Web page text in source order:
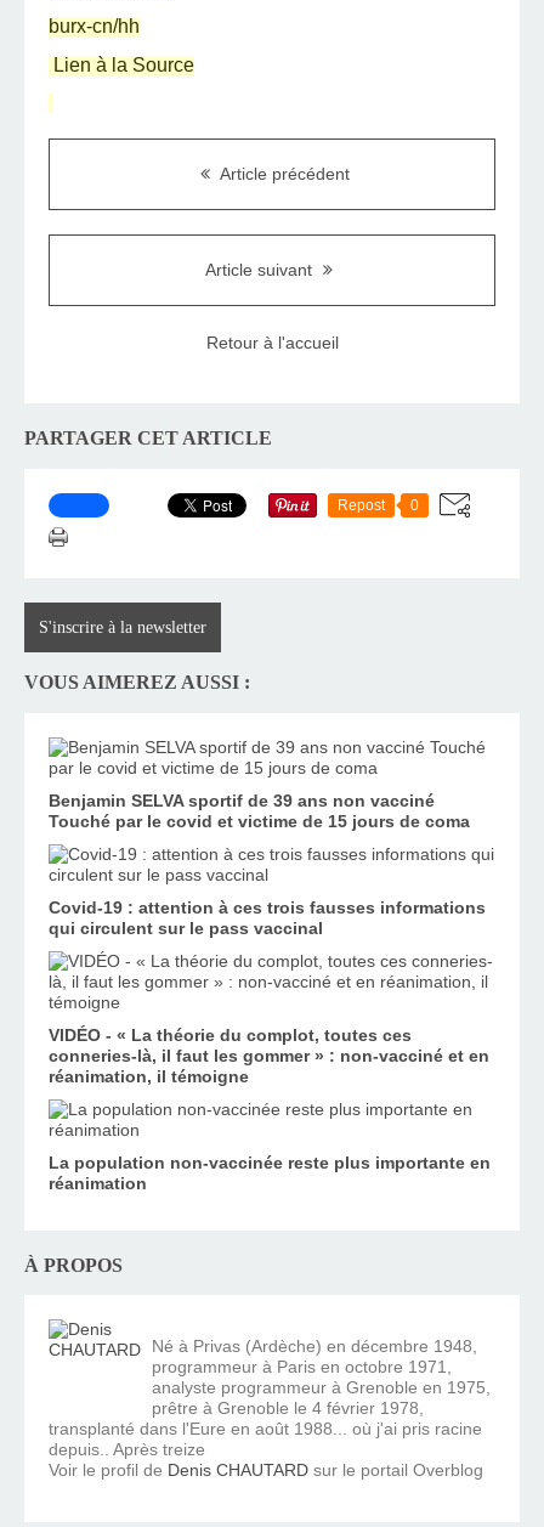
burx-cn/hh
Lien à la Source
Article précédent
Article suivant
Retour à l'accueil
PARTAGER CET ARTICLE
Repost 0
S'inscrire à la newsletter
VOUS AIMEREZ AUSSI :
Benjamin SELVA sportif de 39 ans non vacciné
Touché par le covid et victime de 15 jours de coma
Covid-19 : attention à ces trois fausses informations
qui circulent sur le pass vaccinal
VIDÉO - « La théorie du complot, toutes ces
conneries-là, il faut les gommer » : non-vacciné et en
réanimation, il témoigne
La population non-vaccinée reste plus importante en
réanimation
À PROPOS
Né à Privas (Ardèche) en décembre 1948,
programmeur à Paris en octobre 1971,
analyste programmeur à Grenoble en 1975,
prêtre à Grenoble le 4 février 1978,
transplanté dans l'Eure en août 1988... où j'ai pris racine
depuis.. Après treize
Voir le profil de Denis CHAUTARD sur le portail Overblog